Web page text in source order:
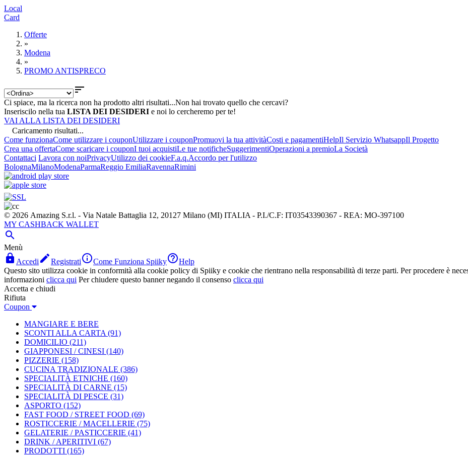
Local
Card
Offerte
»
Modena
»
PROMO ANTISPRECO

Ci spiace, ma la ricerca non ha prodotto altri risultati...Non hai trovato quello che cercavi?
Inseriscilo nella tua LISTA DEI DESIDERI e noi lo cercheremo per te!
VAI ALLA LISTA DEI DESIDERI
Caricamento risultati...
Come funzionaCome utilizzare i couponUtilizzare i couponPromuovi la tua attivitàCosti e pagamentiHelpIl Servizio WhatsappIl Progetto
Crea una offertaCome scaricare i couponI tuoi acquistiLe tue notificheSuggerimentiOperazioni a premioLa Società
Contattaci Lavora con noiPrivacyUtilizzo dei cookieF.a.q.Accordo per l'utilizzo
BolognaMilanoModenaParmaReggio EmiliaRavennaRimini
© 2026 Amazing S.r.l. - Via Natale Battaglia 12, 20127 Milano (MI) ITALIA - P.I./C.F: IT03543390367 - REA: MO-397100
MY CASHBACK WALLET

Menù
 Accedi RegistratiCome Funziona SpiikyHelp
Questo sito utilizza cookie in conformità alla cookie policy di Spiiky e cookie che rientrano nella responsabilità di terze parti. Per procedere è
informazioni clicca qui Per chiudere questo banner negando il consenso clicca qui
Accetta e chiudi
Rifiuta
Coupon
MANGIARE E BERE
SCONTI ALLA CARTA (91)
DOMICILIO (211)
GIAPPONESI / CINESI (140)
PIZZERIE (158)
CUCINA TRADIZIONALE (386)
SPECIALITÀ ETNICHE (160)
SPECIALITÀ DI CARNE (15)
SPECIALITÀ DI PESCE (31)
ASPORTO (152)
FAST FOOD / STREET FOOD (69)
ROSTICCERIE / MACELLERIE (75)
GELATERIE / PASTICCERIE (41)
DRINK / APERITIVI (67)
PRODOTTI (165)